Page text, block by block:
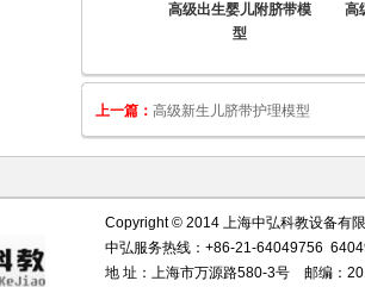
高级出生婴儿附脐带模
型
高
上一篇： 高级新生儿脐带护理模型
Copyright © 2014 上海中弘科教设备有
中弘服务热线：+86-21-64049756
地 址：上海市万源路580-3号 邮编：